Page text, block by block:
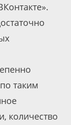
таким
количество